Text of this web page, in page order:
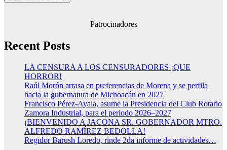
Patrocinadores
Recent Posts
LA CENSURA A LOS CENSURADORES ¡QUE
HORROR!
Raúl Morón arrasa en preferencias de Morena y se perfila
hacia la gubernatura de Michoacán en 2027
Francisco Pérez-Ayala, asume la Presidencia del Club Rotario
Zamora Industrial, para el periodo 2026–2027
¡BIENVENIDO A JACONA SR. GOBERNADOR MTRO.
ALFREDO RAMÍREZ BEDOLLA!
Regidor Barush Loredo, rinde 2da informe de actividades…